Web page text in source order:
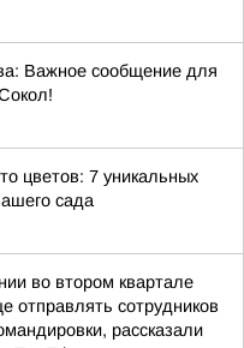
Важное сообщение для
цветов: 7 уникальных
сада
во втором квартале
отправлять сотрудников
рассказали